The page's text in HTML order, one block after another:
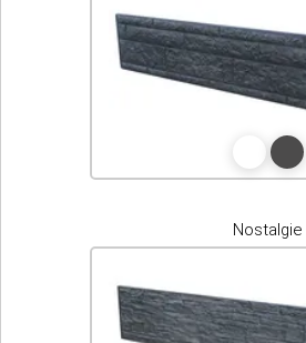
Nostalgie